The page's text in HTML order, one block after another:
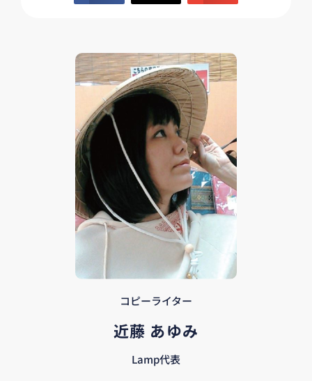
コピーライター
近藤 あゆみ
Lamp代表